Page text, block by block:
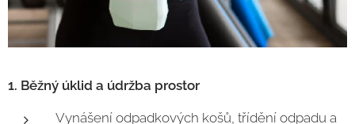
1. Běžný úklid a údržba prostor
Vynášení odpadkových košů, třídění odpadu a